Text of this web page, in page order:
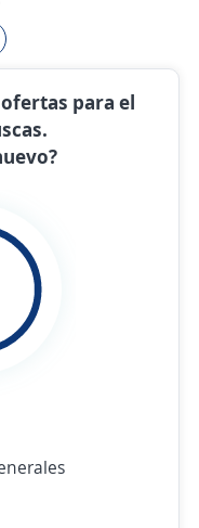
ofertas para el